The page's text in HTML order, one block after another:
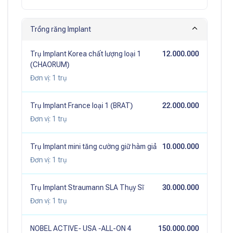
Trồng răng Implant
Trụ Implant Korea chất lượng loại 1
(CHAORUM)
12.000.000
Đơn vị: 1 trụ
Trụ Implant France loại 1 (BRAT)
22.000.000
Đơn vị: 1 trụ
Trụ Implant mini tăng cường giữ hàm giả
10.000.000
Đơn vị: 1 trụ
Trụ Implant Straumann SLA Thụy Sĩ
30.000.000
Đơn vị: 1 trụ
NOBEL ACTIVE- USA -ALL-ON 4 150.000.000